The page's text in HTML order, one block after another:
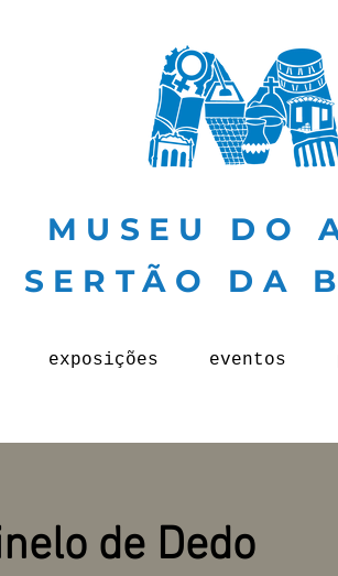
MUSEU DO
SERTÃO DA
exposições eventos
de Dedo